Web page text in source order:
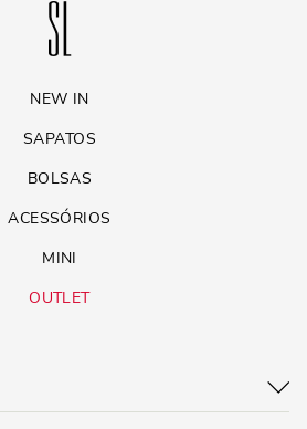
NEW IN
SAPATOS
BOLSAS
ACESSÓRIOS
MINI
OUTLET